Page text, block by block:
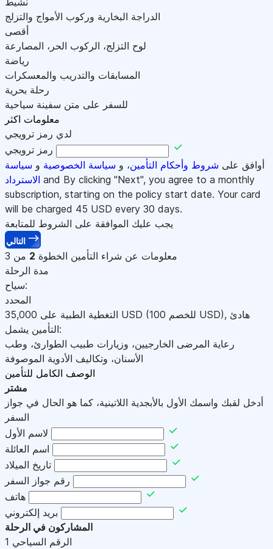
الدراجة البخارية وركوب الأمواج والتزلج
أقصى
لوح التزلج، الركوب الحر، المصارعة
رياضة
المسابقات والتدريب والمعسكرات
رحلة بحرية
للسفر على متن سفينة سياحية
معلومات اكثر
لدي رمز ترويجي
رمز ترويجي
أوافق على شروط وأحكام التأمين، و سياسة الخصوصية و سياسة
الاسترداد and By clicking "Next", you agree to a monthly
subscription, starting on the policy start date. Your card
will be charged 45 USD every 30 days.
يجب عليك الموافقة على الشروط للمتابعة
التالي
معلومات عن شراء التأمين الخطوة 2 من 3
مدة الرحلة
سياح:
المحدد
التغطية الطبية على 35,000 USD USD), هادئ
التأمين يشمل:
رعاية المرضى الخارجيين، وزيارات طبيب الطوارئ، وطب
الأسنان، وتكاليف الأدوية الموصوفة
الوصف الكامل للتأمين
مشتر
أدخل لقبك واسمك الأول بالأبجدية اللاتينية، كما هو الحال في جواز
السفر
لاسم الأول
اسم العائلة
تاريخ الميلاد
رقم جواز السفر
هاتف
بريد إلكتروني
المشاركون في الرحلة
الرقم السياحي 1